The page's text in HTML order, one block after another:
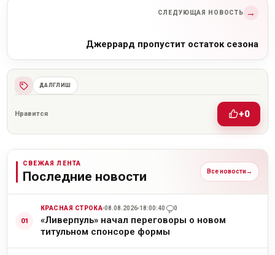
СЛЕДУЮЩАЯ НОВОСТЬ →
Джеррард пропустит остаток сезона
ДАЛГЛИШ
Нравится +0
СВЕЖАЯ ЛЕНТА
Последние новости Все новости→
КРАСНАЯ СТРОКА 08.08.2026 18:00:40 0
«Ливерпуль» начал переговоры о новом
титульном спонсоре формы